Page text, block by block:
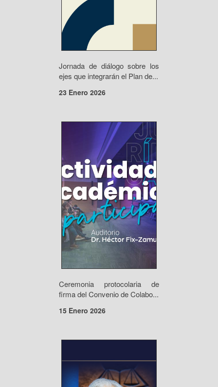
Jornada de diálogo sobre los
ejes que integrarán el Plan de...
23 Enero 2026
Ceremonia protocolaria de
firma del Convenio de Colabo...
15 Enero 2026